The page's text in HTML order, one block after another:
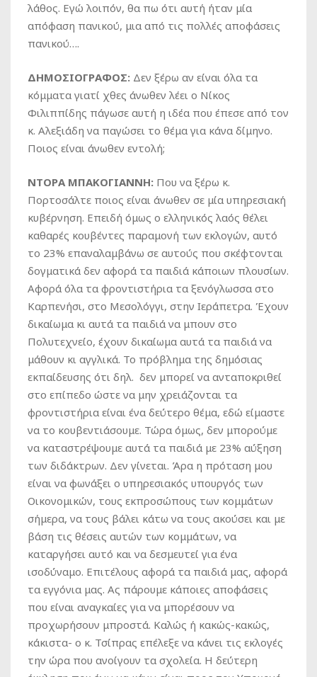
λάθος. Εγώ λοιπόν, θα πω ότι αυτή ήταν μία
απόφαση πανικού, μια από τις πολλές αποφάσεις
πανικού….
ΔΗΜΟΣΙΟΓΡΑΦΟΣ: Δεν ξέρω αν είναι όλα τα
κόμματα γιατί χθες άνωθεν λέει ο Νίκος
Φιλιππίδης πάγωσε αυτή η ιδέα που έπεσε από τον
κ. Αλεξιάδη να παγώσει το θέμα για κάνα δίμηνο.
Ποιος είναι άνωθεν εντολή;
ΝΤΟΡΑ ΜΠΑΚΟΓΙΑΝΝΗ: Που να ξέρω κ.
Πορτοσάλτε ποιος είναι άνωθεν σε μία υπηρεσιακή
κυβέρνηση. Επειδή όμως ο ελληνικός λαός θέλει
καθαρές κουβέντες παραμονή των εκλογών, αυτό
το 23% επαναλαμβάνω σε αυτούς που σκέφτονται
δογματικά δεν αφορά τα παιδιά κάποιων πλουσίων.
Αφορά όλα τα φροντιστήρια τα ξενόγλωσσα στο
Καρπενήσι, στο Μεσολόγγι, στην Ιεράπετρα. Έχουν
δικαίωμα κι αυτά τα παιδιά να μπουν στο
Πολυτεχνείο, έχουν δικαίωμα αυτά τα παιδιά να
μάθουν κι αγγλικά. Το πρόβλημα της δημόσιας
εκπαίδευσης ότι δηλ. δεν μπορεί να ανταποκριθεί
στο επίπεδο ώστε να μην χρειάζονται τα
φροντιστήρια είναι ένα δεύτερο θέμα, εδώ είμαστε
να το κουβεντιάσουμε. Τώρα όμως, δεν μπορούμε
να καταστρέψουμε αυτά τα παιδιά με 23% αύξηση
των διδάκτρων. Δεν γίνεται. Άρα η πρόταση μου
είναι να φωνάξει ο υπηρεσιακός υπουργός των
Οικονομικών, τους εκπροσώπους των κομμάτων
σήμερα, να τους βάλει κάτω να τους ακούσει και με
βάση τις θέσεις αυτών των κομμάτων, να
καταργήσει αυτό και να δεσμευτεί για ένα
ισοδύναμο. Επιτέλους αφορά τα παιδιά μας, αφορά
τα εγγόνια μας. Ας πάρουμε κάποιες αποφάσεις
που είναι αναγκαίες για να μπορέσουν να
προχωρήσουν μπροστά. Καλώς ή κακώς-κακώς,
κάκιστα- ο κ. Τσίπρας επέλεξε να κάνει τις εκλογές
την ώρα που ανοίγουν τα σχολεία. Η δεύτερη